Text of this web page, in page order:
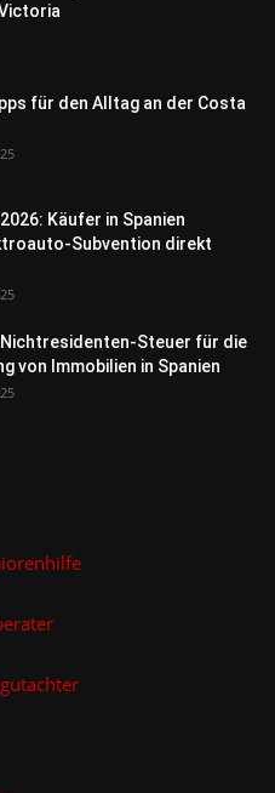
für den Alltag an der Costa
Käufer in Spanien
Subvention direkt
Steuer für die
von Immobilien in Spanien